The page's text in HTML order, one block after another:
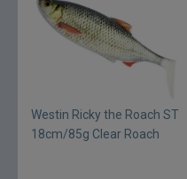
Westin Ricky the Roach ST
18cm/85g Clear Roach